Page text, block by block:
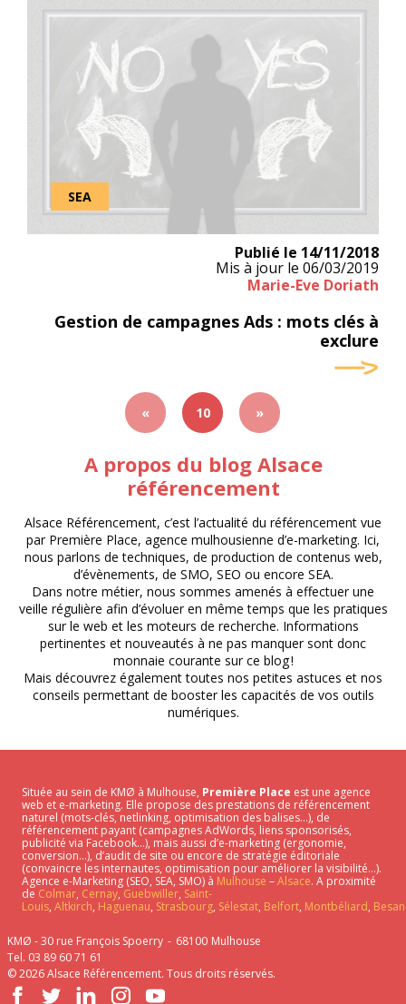
SEA
Publié le 14/11/2018
Mis à jour le 06/03/2019
Marie-Eve Doriath
Gestion de campagnes Ads : mots clés à
exclure
« 10 »
A propos du blog Alsace
référencement
Alsace Référencement, c’est l’actualité du référencement vue
par Première Place, agence mulhousienne d’e-marketing. Ici,
nous parlons de techniques, de production de contenus web,
d’évènements, de SMO, SEO ou encore SEA.
Dans notre métier, nous sommes amenés à effectuer une
veille régulière afin d’évoluer en même temps que les pratiques
sur le web et les moteurs de recherche. Informations
pertinentes et nouveautés à ne pas manquer sont donc
monnaie courante sur ce blog !
Mais découvrez également toutes nos petites astuces et nos
conseils permettant de booster les capacités de vos outils
numériques.
Située au sein de KMØ à Mulhouse, Première Place est une agence
web et e-marketing. Elle propose des prestations de référencement
naturel (mots-clés, netlinking, optimisation des balises…), de
référencement payant (campagnes AdWords, liens sponsorisés,
publicité via Facebook…), mais aussi d’e-marketing (ergonomie,
conversion…), d’audit de site ou encore de stratégie éditoriale
(convaincre les internautes, optimisation pour améliorer la visibilité…).
Agence e-Marketing (SEO, SEA, SMO) à Mulhouse –Alsace. A proximité
de Colmar, Cernay, Guebwiller, Saint-
Louis, Altkirch, Haguenau, Strasbourg, Sélestat, Belfort, Montbéliard,
KMØ - 30 rue François Spoerry 68100 Mulhouse
Tel. 03 89 60 71 61
© 2026Alsace Référencement. Tous droits réservés.